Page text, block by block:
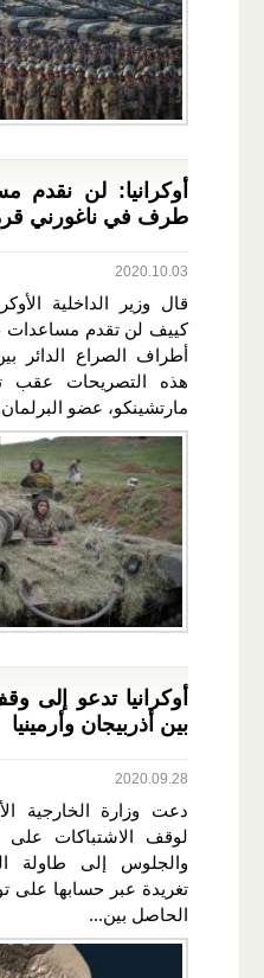
أوكرانيا: لن نقدم
طرف في ناغورني
2020.10.03
قال وزير الداخلية
كييف لن تقدم
أطراف الصراع الدائر
هذه التصريحات عقب
مارتشينكو، عضو
أوكرانيا تدعو إلى
بين أذربيجان وأرمينيا
2020.09.28
دعت وزارة الخارجية
لوقف الاشتباكات على
والجلوس إلى طاولة
تغريدة عبر حسابها على
الحاصل بين...